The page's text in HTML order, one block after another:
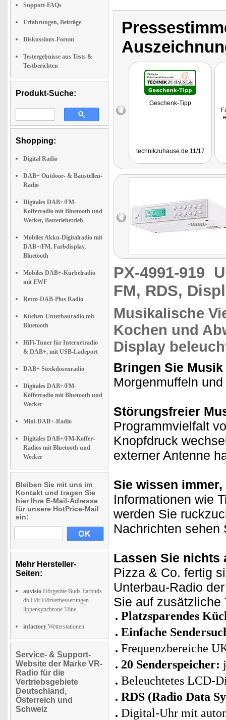
Support-FAQs
Erfahrungen, Beiträge
Diskussions-Forum
Testergebnisse aus Tests &
Testberichten
Produkt-Suche:
Shopping:
Digital Radio
DAB+ Outdoor- & Baustellen-
Radio
Digitales DAB+/FM-
Kofferradio mit Bluetooth und
Wecker, Batteriebetrieb
Mobiles Akku-Digitalradio mit
DAB+/FM, Farbdisplay,
Bluetooth
Mobiles DAB+-Kurbelradio
mit EWF
Retro-DAB-Plus Radio
Küchen-Unterbauradio mit
Bluetooth
HiFi-Tuner für Internetradio
& DAB+, mit USB-Ladeport
DAB+ Steckdosenradio
Digitales DAB+/FM-
Kofferradio mit Bluetooth und
Wecker
Mini-DAB+-Radio
Digitales DAB+/FM-Koffer-
Radios mit Bluetooth und
Wecker
Bleiben Sie mit uns im
Kontakt und tragen Sie
hier Ihre E-Mail-Adresse
für unsere HotPrice-Mail
ein:
Mehr Hersteller-
Seiten:
auvisio Hörgeräte Buds Earbuds
db Hör Hörverbesserungen
lippensynchrone Töne
infactory Wetterstationen
Service- & Support-
Website der Marke VR-
Radio für die
Vertriebsgebiete
Deutschland,
Österreich und
Schweiz
Geschenk-Tipp
technikzuhause.de 11/17
PX-4991-919
FM, RDS,
Musikalische
Kochen und
Display
Bringen Sie
Morgenmuffeln
Störungsfreier
Programmvielfalt
Knopfdruck
externer Antenne
Sie wissen
Informationen wie
werden Sie
Nachrichten sehen
Lassen Sie nichts
Pizza & Co. fertig
Unterbau-Radio
Sie auf zusätzliche
Platzsparendes
Einfache
Frequenzbereiche
20 Senderspeicher:
Beleuchtetes LCD-
RDS (Radio Data
Digital-Uhr mit